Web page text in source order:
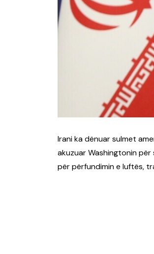
Irani ka dënuar sulmet
akuzuar Washingtonin për
për përfundimin e luftës,